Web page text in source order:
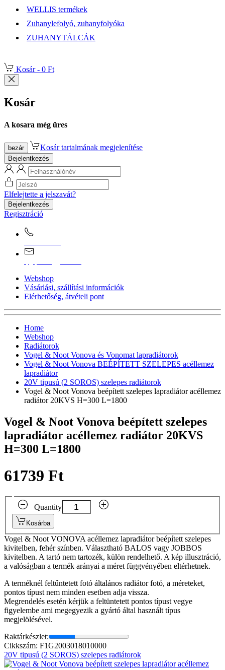
WELLIS termékek
Zuhanylefolyó, zuhanyfolyóka
ZUHANYTÁLCÁK
Kosár - 0 Ft
Kosár
A kosara még üres
bezár Kosár tartalmának megjelenítése
Bejelentkezés
Elfelejtette a jelszavát?
Bejelentkezés
Regisztráció
Webshop
Vásárlási, szállítási információk
Elérhetőség, átvételi pont
Home
Webshop
Radiátorok
Vogel & Noot Vonova és Vonomat lapradiátorok
Vogel & Noot Vonova BEÉPÍTETT SZELEPES acéllemez
lapradiátor
20V tipusú (2 SOROS) szelepes radiátorok
Vogel & Noot Vonova beépített szelepes lapradiátor acéllemez
radiátor 20KVS H=300 L=1800
Vogel & Noot Vonova beépített szelepes
lapradiátor acéllemez radiátor 20KVS
H=300 L=1800
61739 Ft
Quantity
Kosárba
Vogel & Noot VONOVA acéllemez lapradiátor beépített szelepes
kivitelben, fehér színben. Választható BALOS vagy JOBBOS
kivitelben. A tartó nem tartozék, külön rendelhető. A kép illusztráció,
a valóságban a termék arányai a méret függvényében eltérhetnek.
A terméknél feltűntetett fotó általános radiátor fotó, a méreteket,
pontos típust nem minden esetben adja vissza.
Megrendelés esetén kérjük a feltüntetett pontos típust vegye
figyelembe ami megegyezik a gyártó által használt típus
megjelölésével.
Raktárkészlet:
Cikkszám: F1G2003018010000
20V tipusú (2 SOROS) szelepes radiátorok